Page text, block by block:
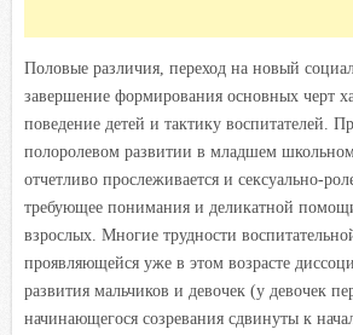
Половые различия, переход на новый
завершение формирования основных черт
поведение детей и тактику воспитателей.
полоролевом развитии в младшем школьном
отчетливо прослеживается и сексуально-
требующее понимания и деликатной
взрослых. Многие трудности
проявляющейся уже в этом возрасте
развития мальчиков и девочек (у девочек
начинающегося созревания сдвинуты к